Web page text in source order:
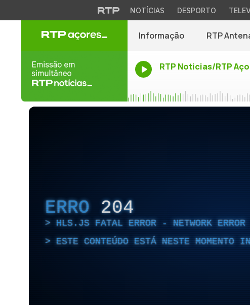
NOTÍCIAS DESPORTO
Informação RTP
RTP Noticias/RTP
ERRO 204
HLS.JS FATAL ERROR - NETWORK ERROR
ESTE CONTEÚDO ESTÁ NESTE MOMENTO